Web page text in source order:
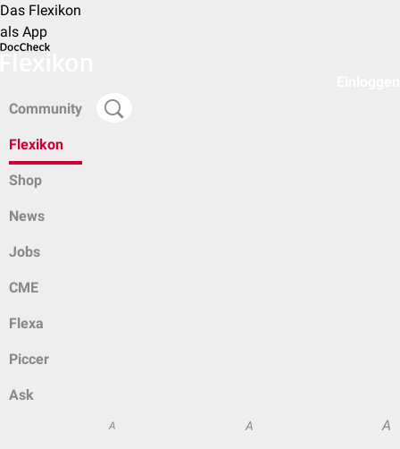
Das Flexikon
als App
Community
Flexikon
Shop
News
Jobs
CME
Flexa
Piccer
Ask
A A A